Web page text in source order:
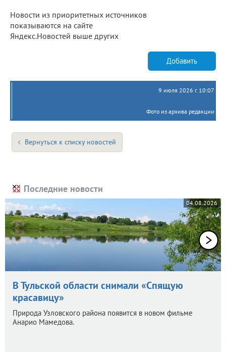
Новости из приоритетных источников
показываются на сайте
Яндекс.Новостей выше других
Добавить
9 июля 2026 г. 10:07
Фото из архива редакции
Вернуться к списку новостей
Последние новости
04.08.2026
В Тульской области снимали «Спящую
красавицу»
Природа Узловского района появится в новом фильме
Анарио Мамедова.